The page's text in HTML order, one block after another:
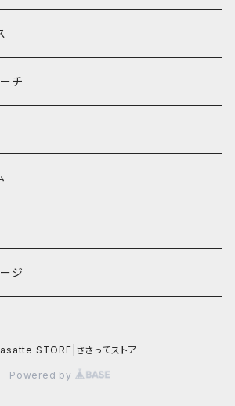
チ
ジ
STORE|ささってストア
Powered by